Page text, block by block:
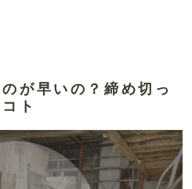
が早いの？締め切っ
ト